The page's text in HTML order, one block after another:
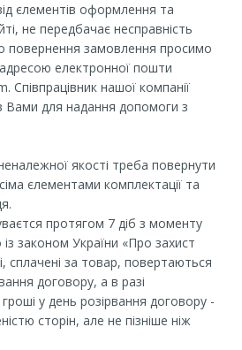
єлементів оформлення та
не передбачає несправність
повернення замовлення просимо
електронної пошти
Співпрацівник нашої компанії
Вами для надання допомоги з
якості треба повернути
єлементами комплектації та
протягом 7 діб з моменту
законом України «Про захист
сплачені за товар, повертаються
договору, а в разі
у день розірвання договору -
сторін, але не пізніше ніж